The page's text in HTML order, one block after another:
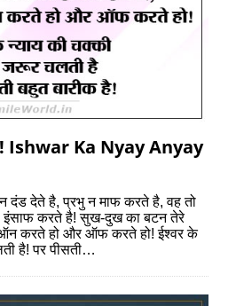
Ishwar Ka Nyay Anyay
दंड देते है, प्रभु न माफ करते है, वह तो
करते है! सुख-दुख का बटन तेरे
करते हो और ऑफ करते हो! ईश्वर के
है! पर पीसती…